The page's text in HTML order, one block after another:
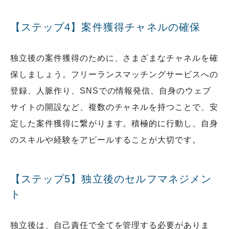
【ステップ4】案件獲得チャネルの確保
独立後の案件獲得のために、さまざまなチャネルを確
保しましょう。フリーランスマッチングサービスへの
登録、人脈作り、SNSでの情報発信、自身のウェブ
サイトの開設など、複数のチャネルを持つことで、安
定した案件獲得に繋がります。積極的に行動し、自身
のスキルや経験をアピールすることが大切です。
【ステップ5】独立後のセルフマネジメン
ト
独立後は、自己責任で全てを管理する必要がありま